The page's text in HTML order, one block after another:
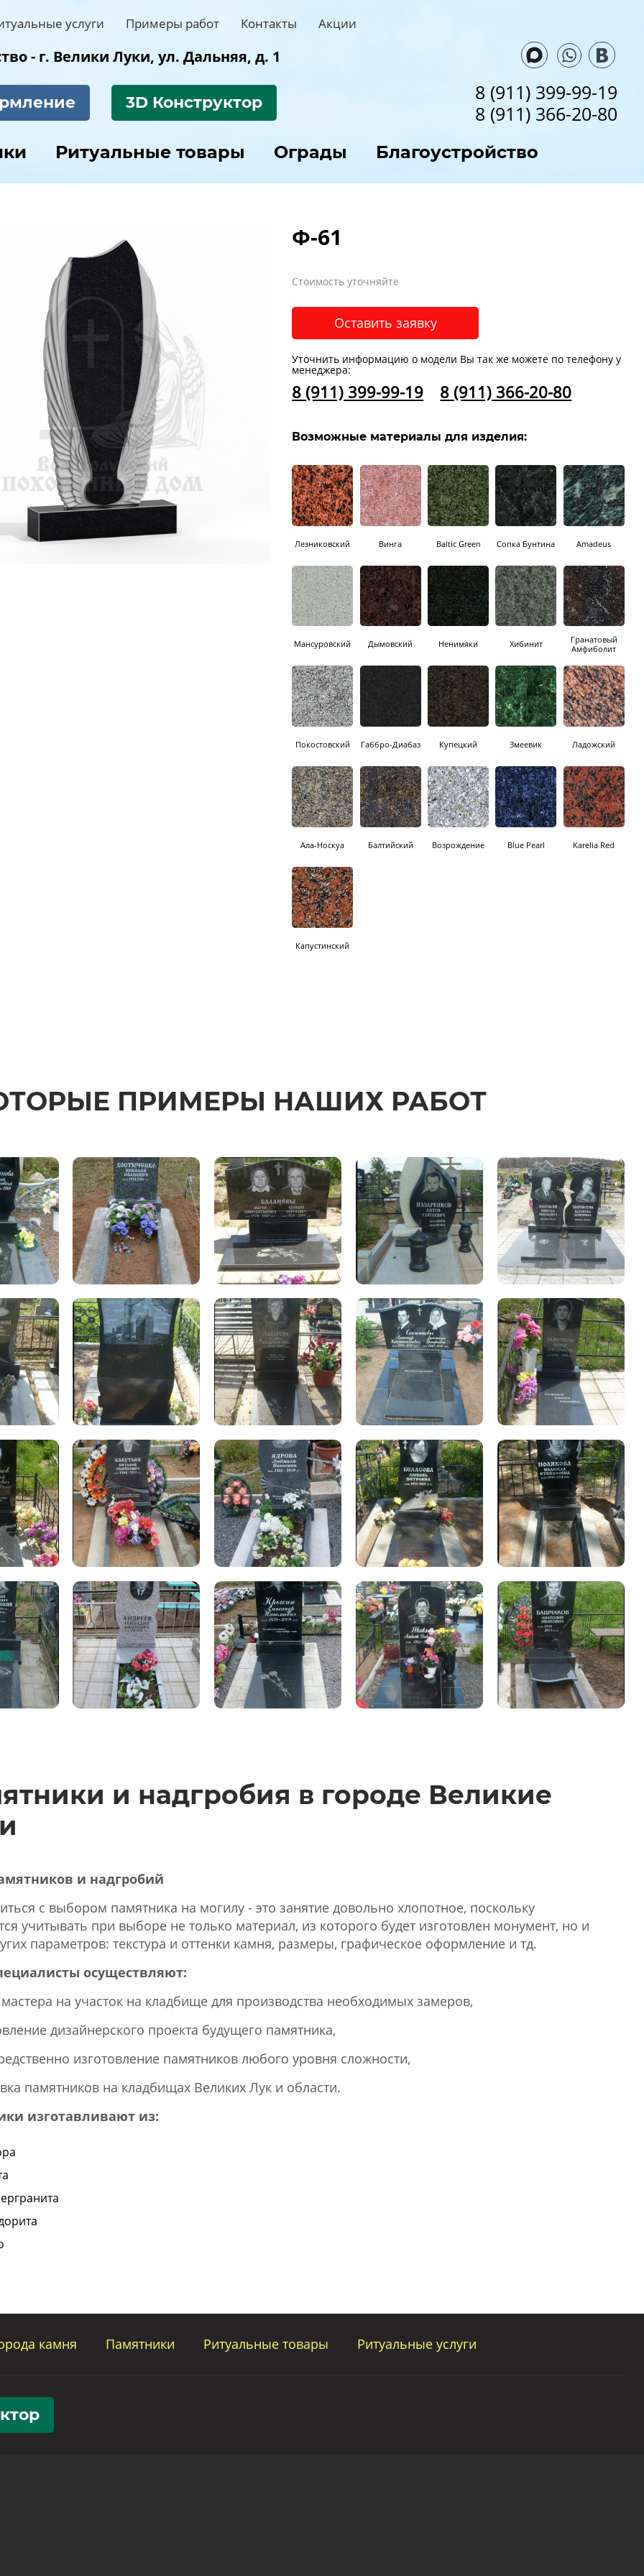
услуги Примеры работ Контакты Акции
- г. Велики Луки, ул. Дальняя, д. 1
3D Конструктор
8 (911) 399-99-19
8 (911) 366-20-80
Ритуальные товары Ограды Благоустройство
Ф-61
Стоимость уточняйте
Оставить заявку
Уточнить информацию о модели Вы так же можете по телефону у
менеджера:
8 (911) 399-99-19 8 (911) 366-20-80
Возможные материалы для изделия:
Лезниковский Винга Baltic Green Сопка Бунтина Amadeus
Мансуровский Дымовский Ненимяки Хибинит
Гранатовый
Амфиболит
Покостовский Габбро-Диабаз Купецкий Змеевик Ладожский
Ала-Носкуа Балтийский Возрождение Blue Pearl Karelia Red
Капустинский
ПРИМЕРЫ НАШИХ РАБОТ
и надгробия в городе Великие
и надгробий
с выбором памятника на могилу - это занятие довольно хлопотное, поскольку
учитывать при выборе не только материал, из которого будет изготовлен монумент, но и
параметров: текстура и оттенки камня, размеры, графическое оформление и тд.
осуществляют:
на участок на кладбище для производства необходимых замеров,
дизайнерского проекта будущего памятника,
изготовление памятников любого уровня сложности,
памятников на кладбищах Великих Лук и области.
изготавливают из:
камня Памятники Ритуальные товары Ритуальные услуги